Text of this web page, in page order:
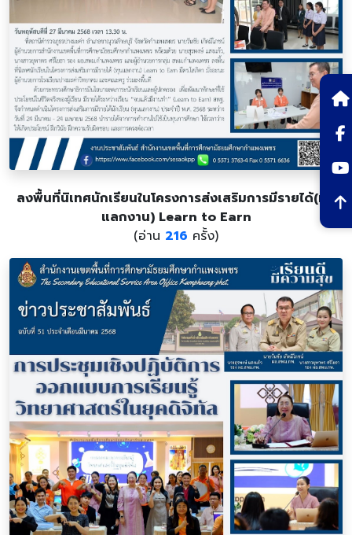
ลงพื้นที่นิเทศนักเรียนในโครงการส่งเสริมการมีรายได้(ทุน
แลกงาน) Learn to Earn
(อ่าน 216 ครั้ง)